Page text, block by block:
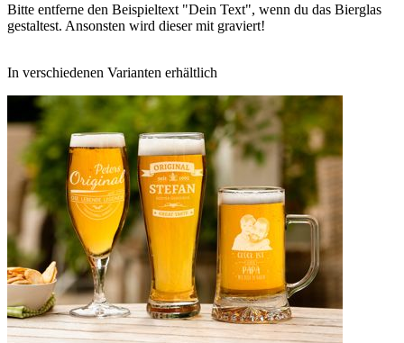
Bitte entferne den Beispieltext "Dein Text", wenn du das Bierglas
gestaltest. Ansonsten wird dieser mit graviert!
In verschiedenen Varianten erhältlich